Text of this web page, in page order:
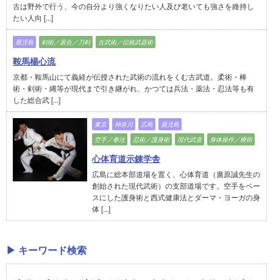
古は野外で行う、今の自分より強くなりたい人及び老いても強さを維持し
たい人向 [...]
鹿児島 剣術／居合／刀剣 古武術／伝統武器術
鞍馬楊心流
京都・鞍馬山にて義経が伝授された武術の流れをくむ古武道。柔術・棒
術・剣術・縄等が現代まで引き継がれ、かつては兵法・薬法・忍法等も有
した総合武 [...]
東京 神奈川 広島
鹿児島
空手／拳法
忍術／護身術 現代武道 身体操作／療術
心体育道示錬学舎
広島に総本部道場を置く、心体育道（廣原誠先生の
創始された現代武術）の支部道場です。空手をベー
スにした護身術と西式健康法とダーマ・ヨーガの身
体 [...]
▶ キーワード検索